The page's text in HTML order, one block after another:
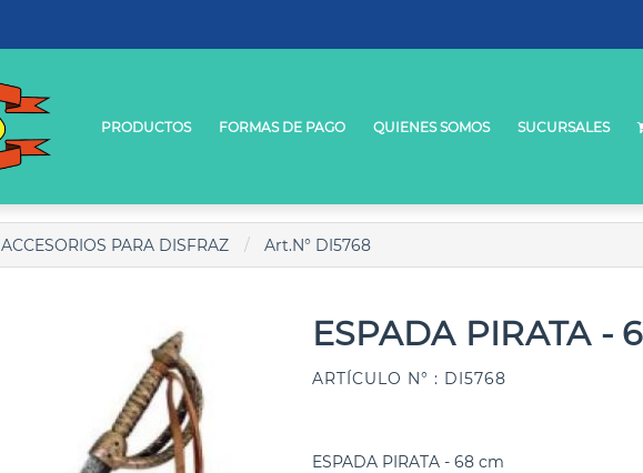
PRODUCTOS FORMAS DE PAGO QUIENES SOMOS SUCURSALES
ACCESORIOS PARA DISFRAZ Art.N° DI5768
ESPADA PIRATA -
ARTÍCULO N° : DI5768
ESPADA PIRATA - 68 cm